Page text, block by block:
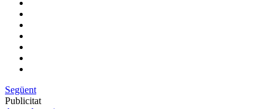
Següent
Publicitat